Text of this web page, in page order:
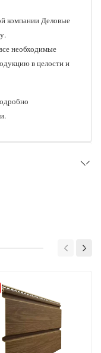
компании Деловые
необходимые
в целости и